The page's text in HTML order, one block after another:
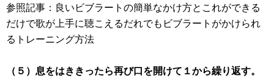
参照記事：良いビブラートの簡単なかけ方とこれができる
だけで歌が上手に聴こえるだれでもビブラートがかけられ
るトレーニング方法
（５）息をはききったら再び口を開けて１から繰り返す。